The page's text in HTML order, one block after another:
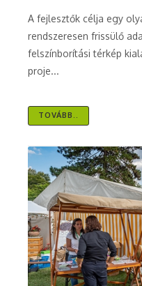
A fejlesztők célja egy
rendszeresen frissülő
felszínborítási térkép
proje...
TOVÁBB..